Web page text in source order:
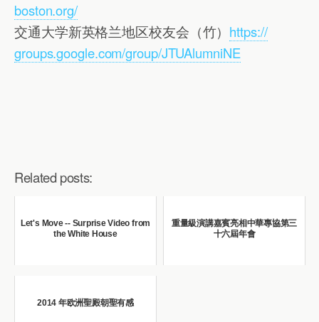
boston.org/
交通大学新英格兰地区校友会（竹） https://
groups.google.com/group/JTUAlumniNE
Related posts:
Let's Move -- Surprise Video from
the White House
重量級演講嘉賓亮相中華專協第三
十六屆年會
2014 年欧洲聖殿朝聖有感